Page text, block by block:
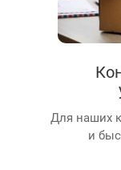
Для наших
и